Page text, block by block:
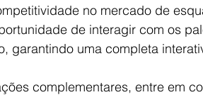
no mercado de
de interagir com os
garantindo uma completa
complementares, entre em